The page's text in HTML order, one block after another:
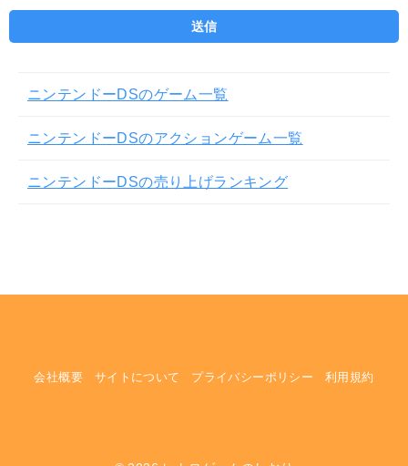
ニンテンドーDSのゲーム一覧
ニンテンドーDSのアクションゲーム一覧
ニンテンドーDSの売り上げランキング
会社概要 サイトについて プライバシーポリシー 利用規約